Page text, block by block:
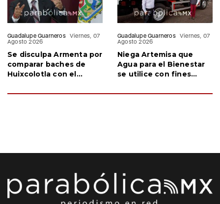
Guadalupe Guarneros Viernes, 07
Agosto 2026
Se disculpa Armenta por
comparar baches de
Huixcolotla con el
Guadalupe Guarneros Viernes, 07
Agosto 2026
Niega Artemisa que
Agua para el Bienestar
se utilice con fines